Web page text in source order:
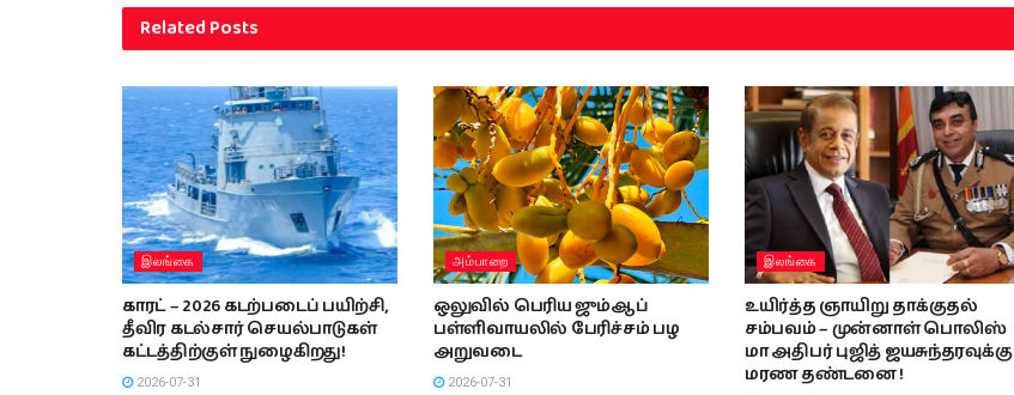
RelatedPosts
இலங்கை
காரட் – 2026 கடற்படைப் பயிற்சி,
தீவிர கடல்சார் செயல்பாடுகள்
கட்டத்திற்குள் நுழைகிறது!
2026-07-31
அம்பாறை
ஒலுவில் பெரிய ஜும்ஆப்
பள்ளிவாயலில் பேரிச்சம் பழ
அறுவடை
2026-07-31
இலங்கை
உயிர்த்த ஞாயிறு தாக்குதல்
சம்பவம் – முன்னாள் பொலிஸ்
மா அதிபர் புஜித் ஜயசுந்தரவுக்கு
மரண தண்டனை !